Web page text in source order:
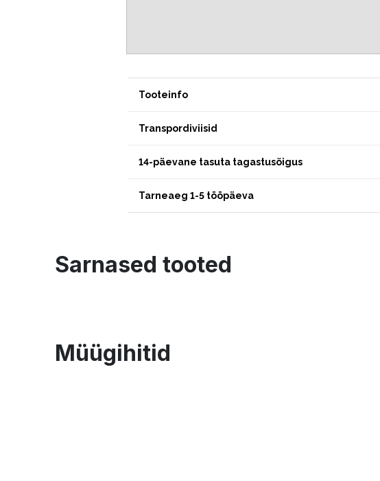
Tooteinfo
Transpordiviisid
14-päevane tasuta tagastusõigus
Tarneaeg 1-5 tööpäeva
Sarnased tooted
Müügihitid